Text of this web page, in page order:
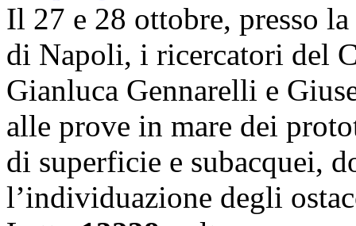
Il 27 e 28 ottobre, presso
di Napoli, i ricercatori del
Gianluca Gennarelli e
alle prove in mare dei
di superficie e subacquei,
l’individuazione degli